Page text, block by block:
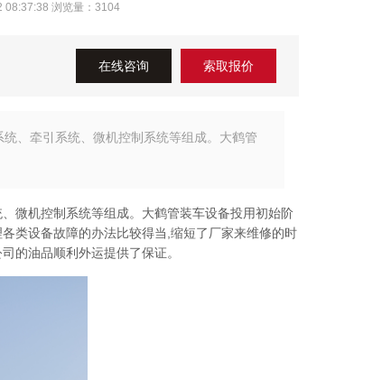
浏览量： 3104
索取报价
在线咨询
、牵引系统、微机控制系统等组成。大鹤管
机控制系统等组成。大鹤管装车设备投用初始阶
类设备故障的办法比较得当,缩短了厂家来维修的时
的油品顺利外运提供了保证。